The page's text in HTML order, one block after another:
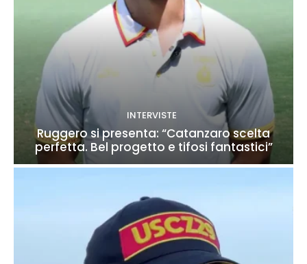
INTERVISTE
Ruggero si presenta: “Catanzaro scelta
perfetta. Bel progetto e tifosi fantastici”